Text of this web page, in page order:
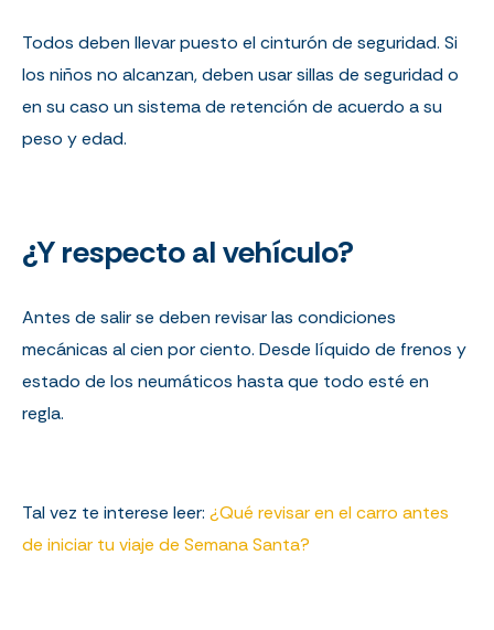
Todos deben llevar puesto el cinturón de seguridad. Si
los niños no alcanzan, deben usar sillas de seguridad o
en su caso un sistema de retención de acuerdo a su
peso y edad.
¿Y respecto al vehículo?
Antes de salir se deben revisar las condiciones
mecánicas al cien por ciento. Desde líquido de frenos y
estado de los neumáticos hasta que todo esté en
regla.
Tal vez te interese leer: ¿Qué revisar en el carro antes
de iniciar tu viaje de Semana Santa?